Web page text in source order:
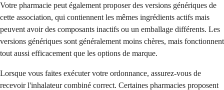
Votre pharmacie peut également proposer des versions génériques de
cette association, qui contiennent les mêmes ingrédients actifs mais
peuvent avoir des composants inactifs ou un emballage différents. Les
versions génériques sont généralement moins chères, mais fonctionnent
tout aussi efficacement que les options de marque.
Lorsque vous faites exécuter votre ordonnance, assurez-vous de
recevoir l'inhalateur combiné correct. Certaines pharmacies proposent